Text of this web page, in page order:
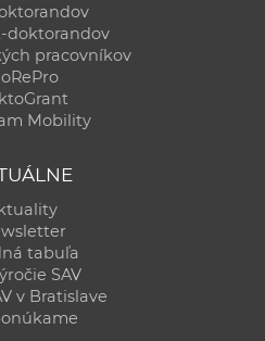
doktorandov
pracovníkov
Mobility
tabuľa
SAV
v Bratislave